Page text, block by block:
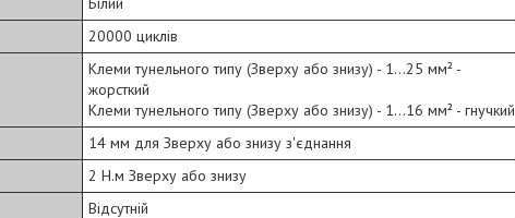
20000 циклів
Клеми тунельного типу (Зверху або знизу) - 1...25 мм² -
жорсткий
Клеми тунельного типу (Зверху або знизу) - 1...16 мм² - гнучкий
14 мм для Зверху або знизу з'єднання
2 Н.м Зверху або знизу
Відсутній